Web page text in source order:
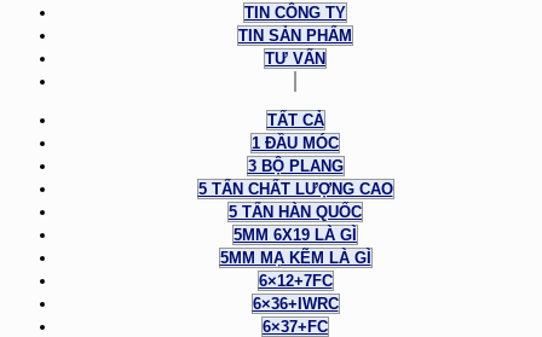
TIN CÔNG TY
TIN SẢN PHẨM
TƯ VẤN
TẤT CẢ
1 ĐẦU MÓC
3 BỘ PLANG
5 TẤN CHẤT LƯỢNG CAO
5 TẤN HÀN QUỐC
5MM 6X19 LÀ GÌ
5MM MẠ KẼM LÀ GÌ
6×12+7FC
6×36+IWRC
6×37+FC